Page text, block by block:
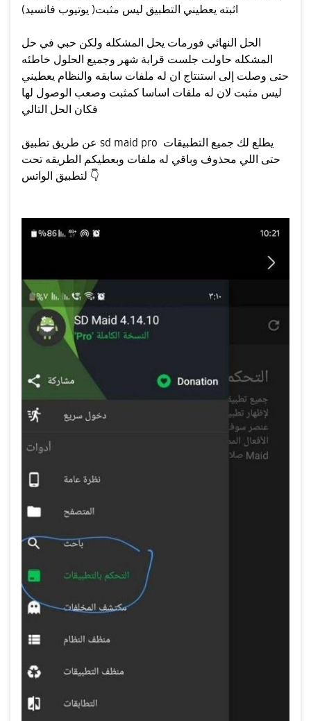
اثبته يعطيني التطبيق ليس مثبت( يوتيوب فانسيد)
الحل النهائي فورمات يحل المشكله ولكن حبي في حل
المشكله حاولت جلست قرابة شهر وجميع الحلول خاطئه
حتى وصلت إلى استنتاج ان له ملفات سابقه والنظام يعطيني
ليس مثبت لان له ملفات اساسا كمثبت وصعب الوصول لها
عن طريق تطبيق sd maid pro يطلع لك جميع التطبيقات
حتى اللي محذوف وباقي له ملفات وبعطيكم الطريقه تحت
👇